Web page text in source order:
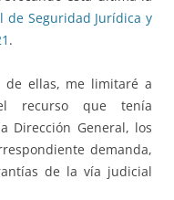
de Seguridad Jurídica y
.
ellas, me limitaré a
recurso que tenía
Dirección General, los
demanda,
de la vía judicial